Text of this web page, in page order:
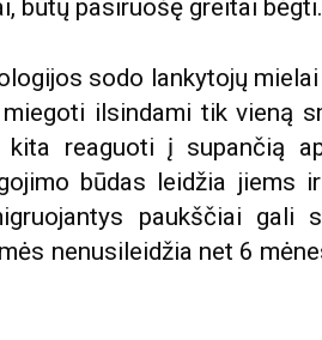
būtų pasiruošę greitai bėgti.
sodo lankytojų
ilsindami tik vieną
reaguoti į supančią
būdas leidžia jiems
paukščiai gali
nenusileidžia net 6